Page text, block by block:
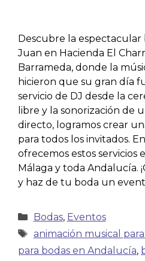
Descubre la espectacular
Juan en Hacienda El
Barrameda, donde la
hicieron que su gran día
servicio de DJ desde la
libre y la sonorización de
directo, logramos crear
para todos los invitados.
ofrecemos estos servicios
Málaga y toda Andalucía.
y haz de tu boda un
Bodas, Eventos
animación musical
para bodas en Andalucía,